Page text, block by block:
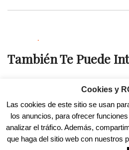
.
También Te Puede
Previous Post
Tráfico pone en marcha la
II Operación especial…
Cookies y
Las cookies de este sitio se usan
los anuncios, para ofrecer
analizar el tráfico. Además,
que haga del sitio web con nuestros